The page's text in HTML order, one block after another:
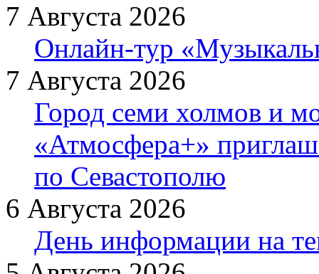
7 Августа 2026
Онлайн-тур
7 Августа 2026
Город семи холмов и
«Атмосфера+»
по Севастополю
6 Августа 2026
День информации на